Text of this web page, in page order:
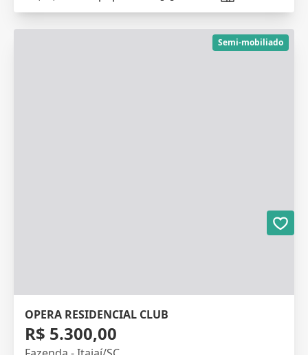
Semi-mobiliado
OPERA RESIDENCIAL CLUB
R$ 5.300,00